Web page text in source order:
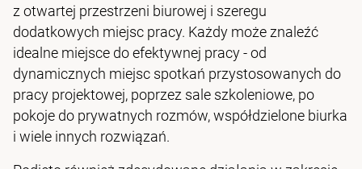
z otwartej przestrzeni biurowej i szeregu
dodatkowych miejsc pracy. Każdy może znaleźć
idealne miejsce do efektywnej pracy - od
dynamicznych miejsc spotkań przystosowanych do
pracy projektowej, poprzez sale szkoleniowe, po
pokoje do prywatnych rozmów, współdzielone biurka
i wiele innych rozwiązań.